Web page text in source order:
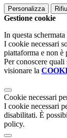
Personalizza
Gestione cookie
In questa
I cookie necessari
piattaforma e non è
Per conoscere
visionare la
Cookie necessari
I cookie necessari
disabilitati. È
policy.